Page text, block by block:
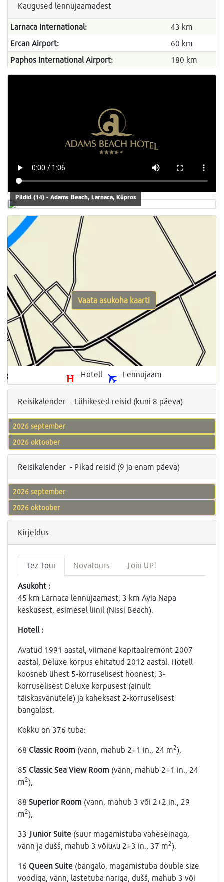
Kaugused lennujaamadest
Larnaca International:
43 km
Ercan Airport:
60 km
Paphos International Airport:
180 km
Pildid (14) - Adams Beach, Larnaca, Küpros
-Hotell -Lennujaam
Vaata asukoha kaarti
Reisikalender - Lühikesed reisid (kuni 8 päeva)
2026 september
2026 oktoober
Reisikalender - Pikad reisid (9 ja enam päeva)
2026 september
2026 oktoober
Kirjeldus
Tez Tour Novatours Join UP!
Asukoht :
45 km Larnaca lennujaamast, 3 km Ayia Napa
keskusest, esimesel liinil (Nissi Beach).
Hotell :
Avatud 1991 aastal, viimane kapitaalremont 2007
aastal, Deluxe korpus ehitatud 2012 aastal. Hotell
koosneb ühest 5-korruselisest hoonest, 3-
korruselisest Deluxe korpusest (ainult
täiskasvanutele) ja kaheksast 2-korruselisest
bangalost.
Kokku on 376 tuba:
68 Classic Room (vann, mahub 2+1 in., 24 m2),
85 Classic Sea View Room (vann, mahub 2+1 in., 24
m2),
88 Superior Room (vann, mahub 3 või 2+2 in., 29
m2),
33 Junior Suite (suur magamistuba vaheseinaga,
vann ja dušš, mahub 3 võiили 2+3 in., 37 m2),
16 Queen Suite (bangalo, magamistuba double size
voodiga, vann, lastetuba nariga, dušš, mahub 3 või